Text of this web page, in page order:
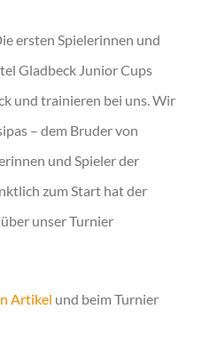
ersten Spielerinnen und
Gladbeck Junior Cups
und trainieren bei uns. Wir
– dem Bruder von
und Spieler der
zum Start hat der
unser Turnier
Artikel und beim Turnier